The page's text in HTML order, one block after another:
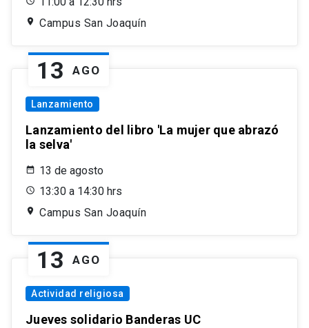
Campus San Joaquín
Lanzamiento
Lanzamiento del libro 'La mujer que abrazó
la selva'
13 AGO
13 de agosto
13:30 a 14:30 hrs
Campus San Joaquín
Actividad religiosa
Jueves solidario Banderas UC
13 AGO